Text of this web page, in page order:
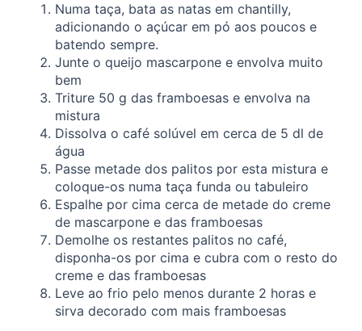
Numa taça, bata as natas em chantilly,
adicionando o açúcar em pó aos poucos e
batendo sempre.
Junte o queijo mascarpone e envolva muito
bem
Triture 50 g das framboesas e envolva na
mistura
Dissolva o café solúvel em cerca de 5 dl de
água
Passe metade dos palitos por esta mistura e
coloque-os numa taça funda ou tabuleiro
Espalhe por cima cerca de metade do creme
de mascarpone e das framboesas
Demolhe os restantes palitos no café,
disponha-os por cima e cubra com o resto do
creme e das framboesas
Leve ao frio pelo menos durante 2 horas e
sirva decorado com mais framboesas